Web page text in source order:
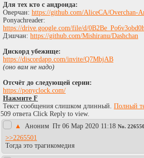
Для тех кто с андроида:
Оверчан: https://github.com/AliceCA/Overchan-
Ponyachreader:
https://drive.google.com/file/d/
Дэшчан: https://github.com/Mishiranu/Dashchan
Дискорд убежище:
https://discordapp.com/invite/Q7MbjAB
(оно вам не надо)
Отсчёт до следующей серии:
https://ponyclock.com/
Нажмите F
Текст сообщения слишком длинный. Полный
509 ответа Click Reply to view.
▲
Аноним Пт 06 Мар 2020 11:18 No.
>>2265501
Тогда это трагикомедия